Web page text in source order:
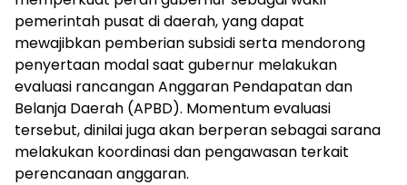
pemerintah pusat di daerah, yang dapat
mewajibkan pemberian subsidi serta mendorong
penyertaan modal saat gubernur melakukan
evaluasi rancangan Anggaran Pendapatan dan
Belanja Daerah (APBD). Momentum evaluasi
tersebut, dinilai juga akan berperan sebagai sarana
melakukan koordinasi dan pengawasan terkait
perencanaan anggaran.